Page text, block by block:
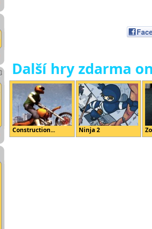
Další hry zdarma
Construction... Ninja 2